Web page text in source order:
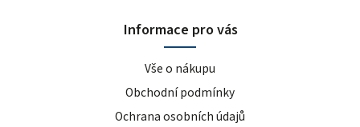
Informace pro vás
Vše o nákupu
Obchodní podmínky
Ochrana osobních údajů